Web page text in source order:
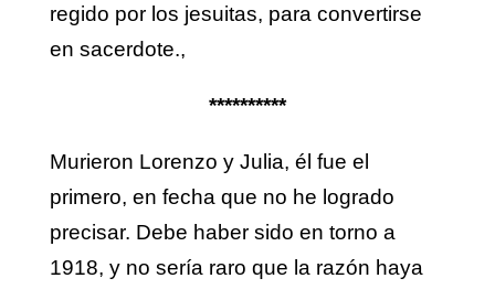
regido por los jesuitas, para convertirse
en sacerdote.,
**********
Murieron Lorenzo y Julia, él fue el
primero, en fecha que no he logrado
precisar. Debe haber sido en torno a
1918, y no sería raro que la razón haya